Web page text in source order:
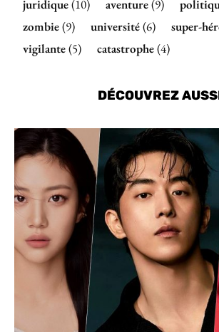
juridique(10) aventure(9)
zombie(9) université(6) super-
vigilante(5) catastrophe(4)
DÉCOUVREZ